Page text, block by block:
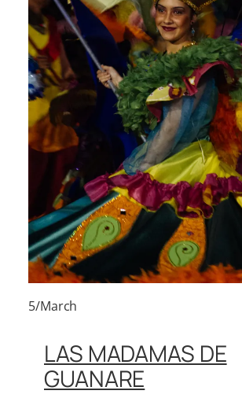
5/March
LAS MADAMAS DE
GUANARE